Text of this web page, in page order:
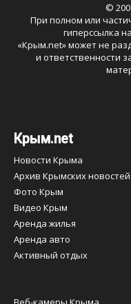
©
При полном или
гиперссылка
«Крым.net» может не
и ответственности
Крым.net
Новости Крыма
Архив Крымских новостей
Фото Крым
Видео Крым
Аренда жилья
Аренда авто
Активный отдых